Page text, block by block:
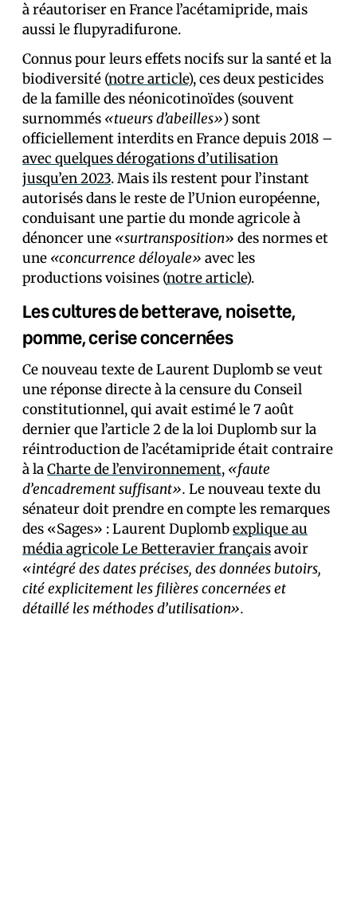
à réautoriser en France l’acétamipride, mais
aussi le flupyradifurone.
Connus pour leurs effets nocifs sur la santé et la
biodiversité (notre article), ces deux pesticides
de la famille des néonicotinoïdes (souvent
surnommés «tueurs d’abeilles») sont
officiellement interdits en France depuis 2018 –
avec quelques dérogations d’utilisation
jusqu’en 2023. Mais ils restent pour l’instant
autorisés dans le reste de l’Union européenne,
conduisant une partie du monde agricole à
dénoncer une «surtransposition» des normes et
une «concurrence déloyale» avec les
productions voisines (notre article).
Les cultures de betterave, noisette,
pomme, cerise concernées
Ce nouveau texte de Laurent Duplomb se veut
une réponse directe à la censure du Conseil
constitutionnel, qui avait estimé le 7 août
dernier que l’article 2 de la loi Duplomb sur la
réintroduction de l’acétamipride était contraire
à laCharte de l’environnement, «faute
d’encadrement suffisant». Le nouveau texte du
sénateur doit prendre en compte les remarques
des «Sages» : Laurent Duplombexplique au
média agricole Le Betteravier françaisavoir
«intégré des dates précises, des données butoirs,
cité explicitement les filières concernées et
détaillé les méthodes d’utilisation».